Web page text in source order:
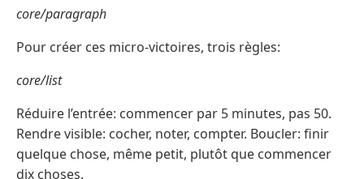
core/paragraph
Pour créer ces micro-victoires, trois règles:
core/list
Réduire l’entrée: commencer par 5 minutes, pas 50.
Rendre visible: cocher, noter, compter. Boucler: finir
quelque chose, même petit, plutôt que commencer
dix choses.